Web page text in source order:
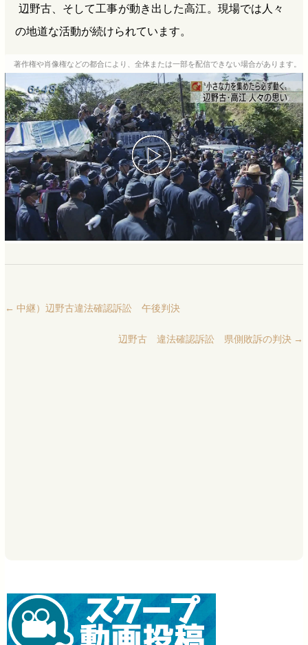
辺野古、そして工事が動き出した高江。現場では人々
の地道な活動が続けられています。
著作権や肖像権などの都合により、全体または一部を配信できない場合があります。
← 中継）辺野古違法確認訴訟 午後判決
辺野古 違法確認訴訟 県側敗訴の判決 →